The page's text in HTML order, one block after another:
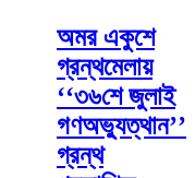
অমর একুশে
গ্রন্থমেলায়
‘‘৩৬শে জুলাই
গণঅভ্যুত্থান’’
গ্রন্থ